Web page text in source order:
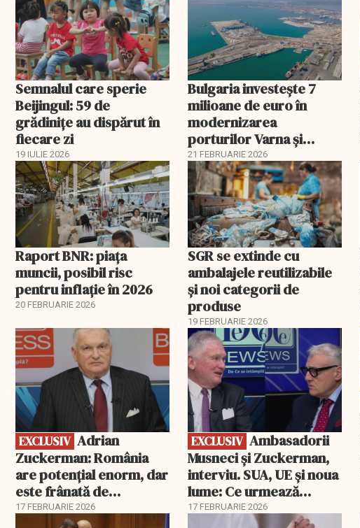
Semnalul care sperie
Beijingul: 59 de
grădinițe au dispărut în
fiecare zi
19 IULIE 2026
Bulgaria investește 7
milioane de euro în
modernizarea
porturilor Varna și
Burgas
21 FEBRUARIE 2026
Raport BNR: piața
muncii, posibil risc
pentru inflație în 2026
20 FEBRUARIE 2026
SGR se extinde cu
ambalajele reutilizabile
și noi categorii de
produse
19 FEBRUARIE 2026
EXCLUSIV
EXCLUSIV
Zuckerman: România
are potențial enorm, dar
este frânată de
corupție, companii de
17 FEBRUARIE 2026
EXCLUSIV
EXCLUSIV Ambasadorii
Musneci și Zuckerman,
interviu. SUA, UE și noua
lume: Ce urmează
pentru România
17 FEBRUARIE 2026